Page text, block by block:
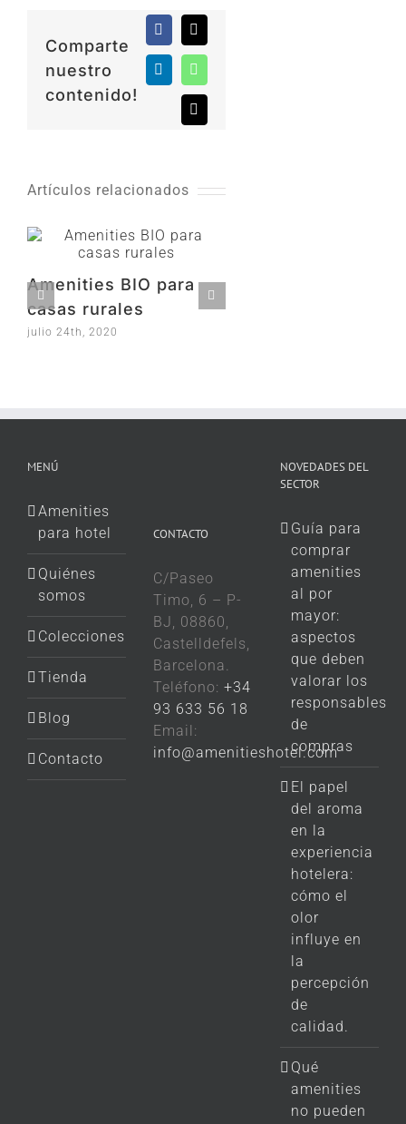
Comparte
nuestro
contenido!
Facebook
X
LinkedInWhatsApp
Correo
electrónico
Artículos relacionados
Amenities BIO para
casas rurales
julio 24th, 2020
MENÚ
Amenities
para hotel
Quiénes
somos
Colecciones
Tienda
Blog
Contacto
CONTACTO
C/Paseo
Timo, 6 – P-
BJ, 08860,
Castelldefels,
Barcelona.
Teléfono:+34
93 633 56 18
Email:
info@amenitieshotel.com
NOVEDADES DEL
SECTOR
Guía para
comprar
amenities
al por
mayor:
aspectos
que deben
valorar los
responsables
de
compras
El papel
del aroma
en la
experiencia
hotelera:
cómo el
olor
influye en
la
percepción
de
calidad.
Qué
amenities
no pueden